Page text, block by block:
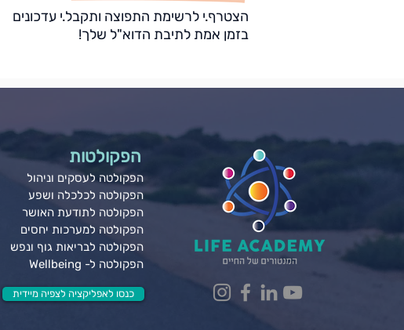
הצטרף.י לרשימת התפוצה ותקבל.י עדכונים
בזמן אמת לתיבת הדוא"ל שלך!
הפקולטות
הפקולטה לעסקים וניהול
הפקולטה לכלכלה ושפע
הפקולטה לתודעת האושר
הפקולטה למערכות יחסים
הפקולטה לבריאות גוף ונפש
הפקולטה ל- Wellbeing
כנסו לאפליקציה לצפיה מיידית